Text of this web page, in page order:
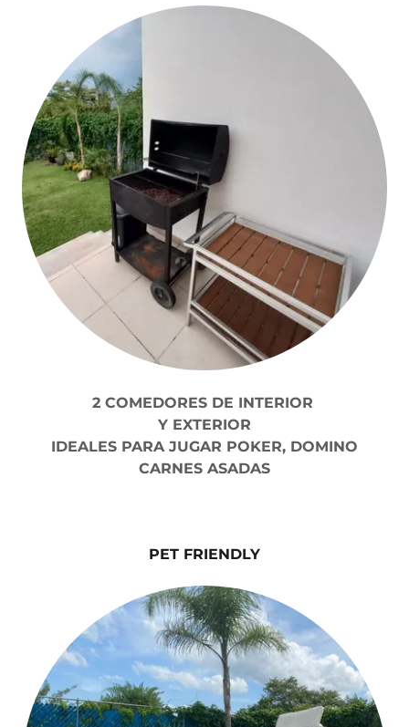
2 COMEDORES DE INTERIOR
Y EXTERIOR
IDEALES PARA JUGAR POKER, DOMINO
CARNES ASADAS
PET FRIENDLY